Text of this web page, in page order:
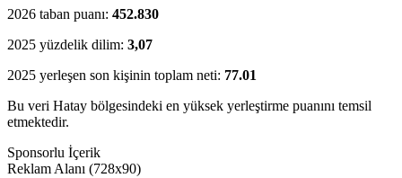
2026 taban puanı: 452.830
2025 yüzdelik dilim: 3,07
2025 yerleşen son kişinin toplam neti: 77.01
Bu veri Hatay bölgesindeki en yüksek yerleştirme puanını temsil
etmektedir.
Sponsorlu İçerik
Reklam Alanı (728x90)